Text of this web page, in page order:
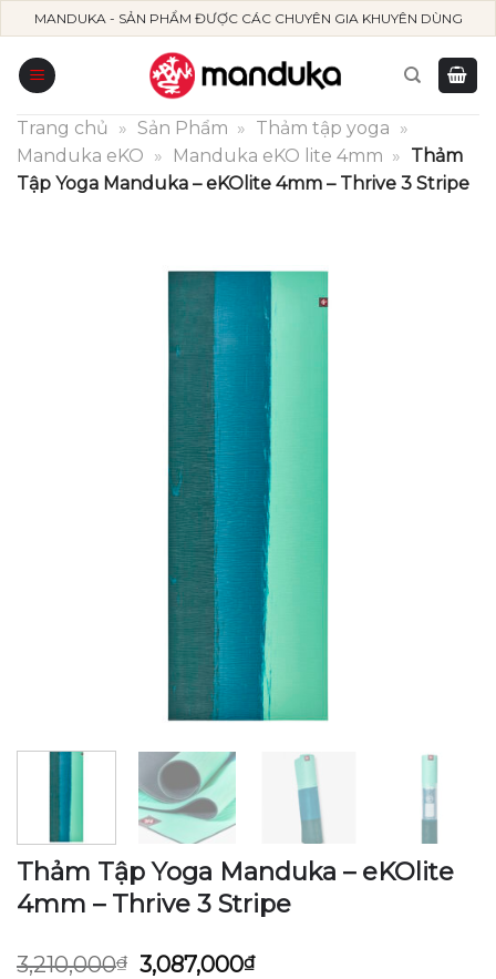
Skip
to
content
MANDUKA - SẢN PHẨM ĐƯỢC CÁC CHUYÊN GIA KHUYÊN DÙNG
Trang chủ » Sản Phẩm » Thảm tập yoga »
Manduka eKO » Manduka eKO lite 4mm » Thảm
Tập Yoga Manduka – eKOlite 4mm – Thrive 3 Stripe
Thảm Tập Yoga Manduka – eKOlite
4mm – Thrive 3 Stripe
3,210,000₫ Giá
3,087,000₫Giá